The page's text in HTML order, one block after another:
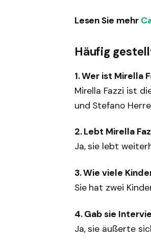
Lesen Sie mehr
Häufig
1. Wer ist Mirella
Mirella Fazzi ist
und Stefano
2. Lebt Mirella
Ja, sie lebt
3. Wie viele
Sie hat zwei
4. Gab sie
Ja, sie äußerte